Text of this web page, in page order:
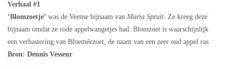
Verhaal #1
‘Blomzoetje’ was de Veense bijnaam van Maria Spruit. Ze kreeg deze
bijnaam omdat ze rode appelwangetjes had. Blomzoet is waarschijnlijk
een verbastering van Bloeméezoet, de naam van een zeer oud appel ras.
Bron: Dennis Vesseur